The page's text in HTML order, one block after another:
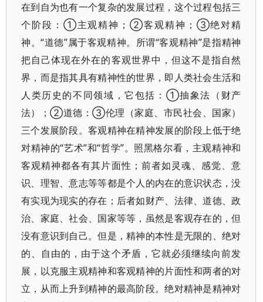
在到自为也有一个复杂的发展过程，这个过程包括三
个阶段：①主观精神；②客观精神；③绝对精
神。“道德”属于客观精神。所谓“客观精神”是指精神
把自己体现在外在的客观世界中，但这不是指自然
界，而是指其具有精神性的世界，即人类社会生活和
人类历史的不同领域，它包括：①抽象法（财产
法）；②道德：③伦理（家庭、市民社会、国家）
三个发展阶段。客观精神在精神发展的阶段上低于绝
对精神的“艺术”和“哲学”。照黑格尔看，主观精神和
客观精神都各有其片面性；前者如灵魂、感觉、意
识、理智、意志等等都是个人的内在的意识状态，没
有实现为现实的存在；后者如财产、法律、道德、政
治、家庭、社会、国家等等，虽然是客观存在的，但
没有意识到自己。但是，精神的本性是无限的、绝对
的、自由的，由于这个矛盾，它就必须继续向前发
展，以克服主观精神和客观精神的片面性和两者的对
立，从而上升到精神的最高阶段。绝对精神是精神对